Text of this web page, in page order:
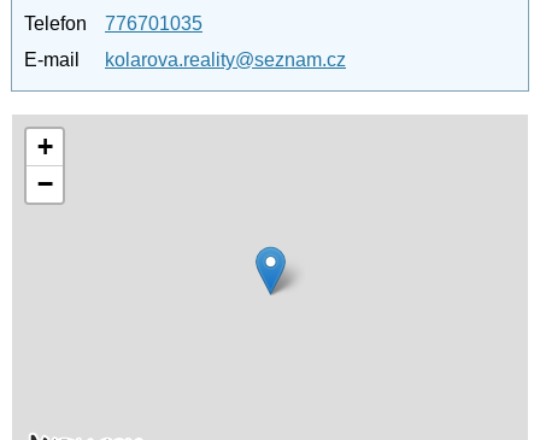
Telefon
776701035
E-mail
kolarova.reality@seznam.cz
+
−